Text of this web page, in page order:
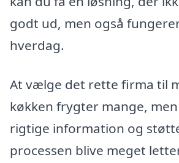
godt ud, men også
hverdag.
At vælge det rette firma til
køkken frygter mange,
rigtige information og
processen blive meget